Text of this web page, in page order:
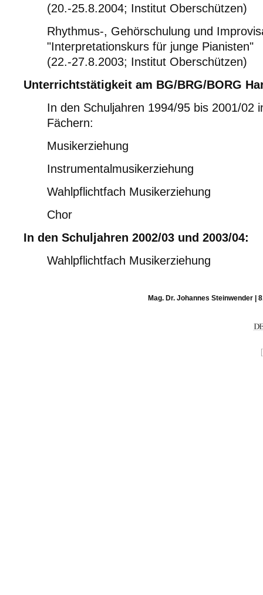
(20.-25.8.2004; Institut Oberschützen)
Rhythmus-, Gehörschulung und
"Interpretationskurs für junge Pianisten"
(22.-27.8.2003; Institut Oberschützen)
Unterrichtstätigkeit am BG/BRG/BORG
In den Schuljahren 1994/95 bis 2001/02
Fächern:
Musikerziehung
Instrumentalmusikerziehung
Wahlpflichtfach Musikerziehung
Chor
In den Schuljahren 2002/03 und 2003/04:
Wahlpflichtfach Musikerziehung
Mag. Dr. Johannes Steinwender |